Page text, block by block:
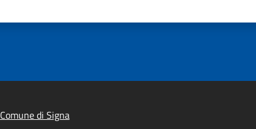
Comune di Signa